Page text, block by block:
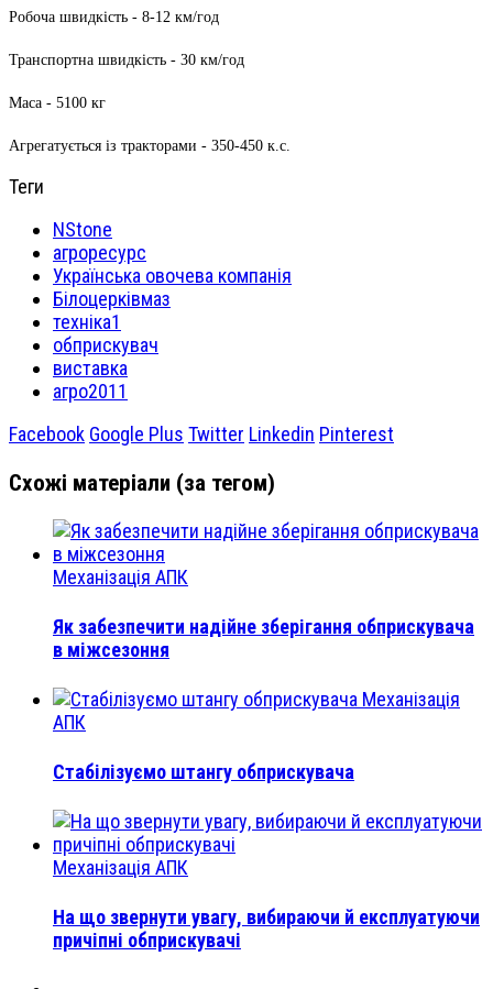
Робоча швидкість - 8-12 км/год
Транспортна швидкість - 30 км/год
Маса - 5100 кг
Агрегатується із тракторами - 350-450 к.с.
Теги
NStone
агроресурс
Українська овочева компанія
Білоцерківмаз
техніка1
обприскувач
виставка
агро2011
Facebook Google Plus Twitter Linkedin Pinterest
Схожі матеріали (за тегом)
Механізація АПК
Як забезпечити надійне зберігання обприскувача
в міжсезоння
Механізація
АПК
Стабілізуємо штангу обприскувача
Механізація АПК
На що звернути увагу, вибираючи й експлуатуючи
причіпні обприскувачі